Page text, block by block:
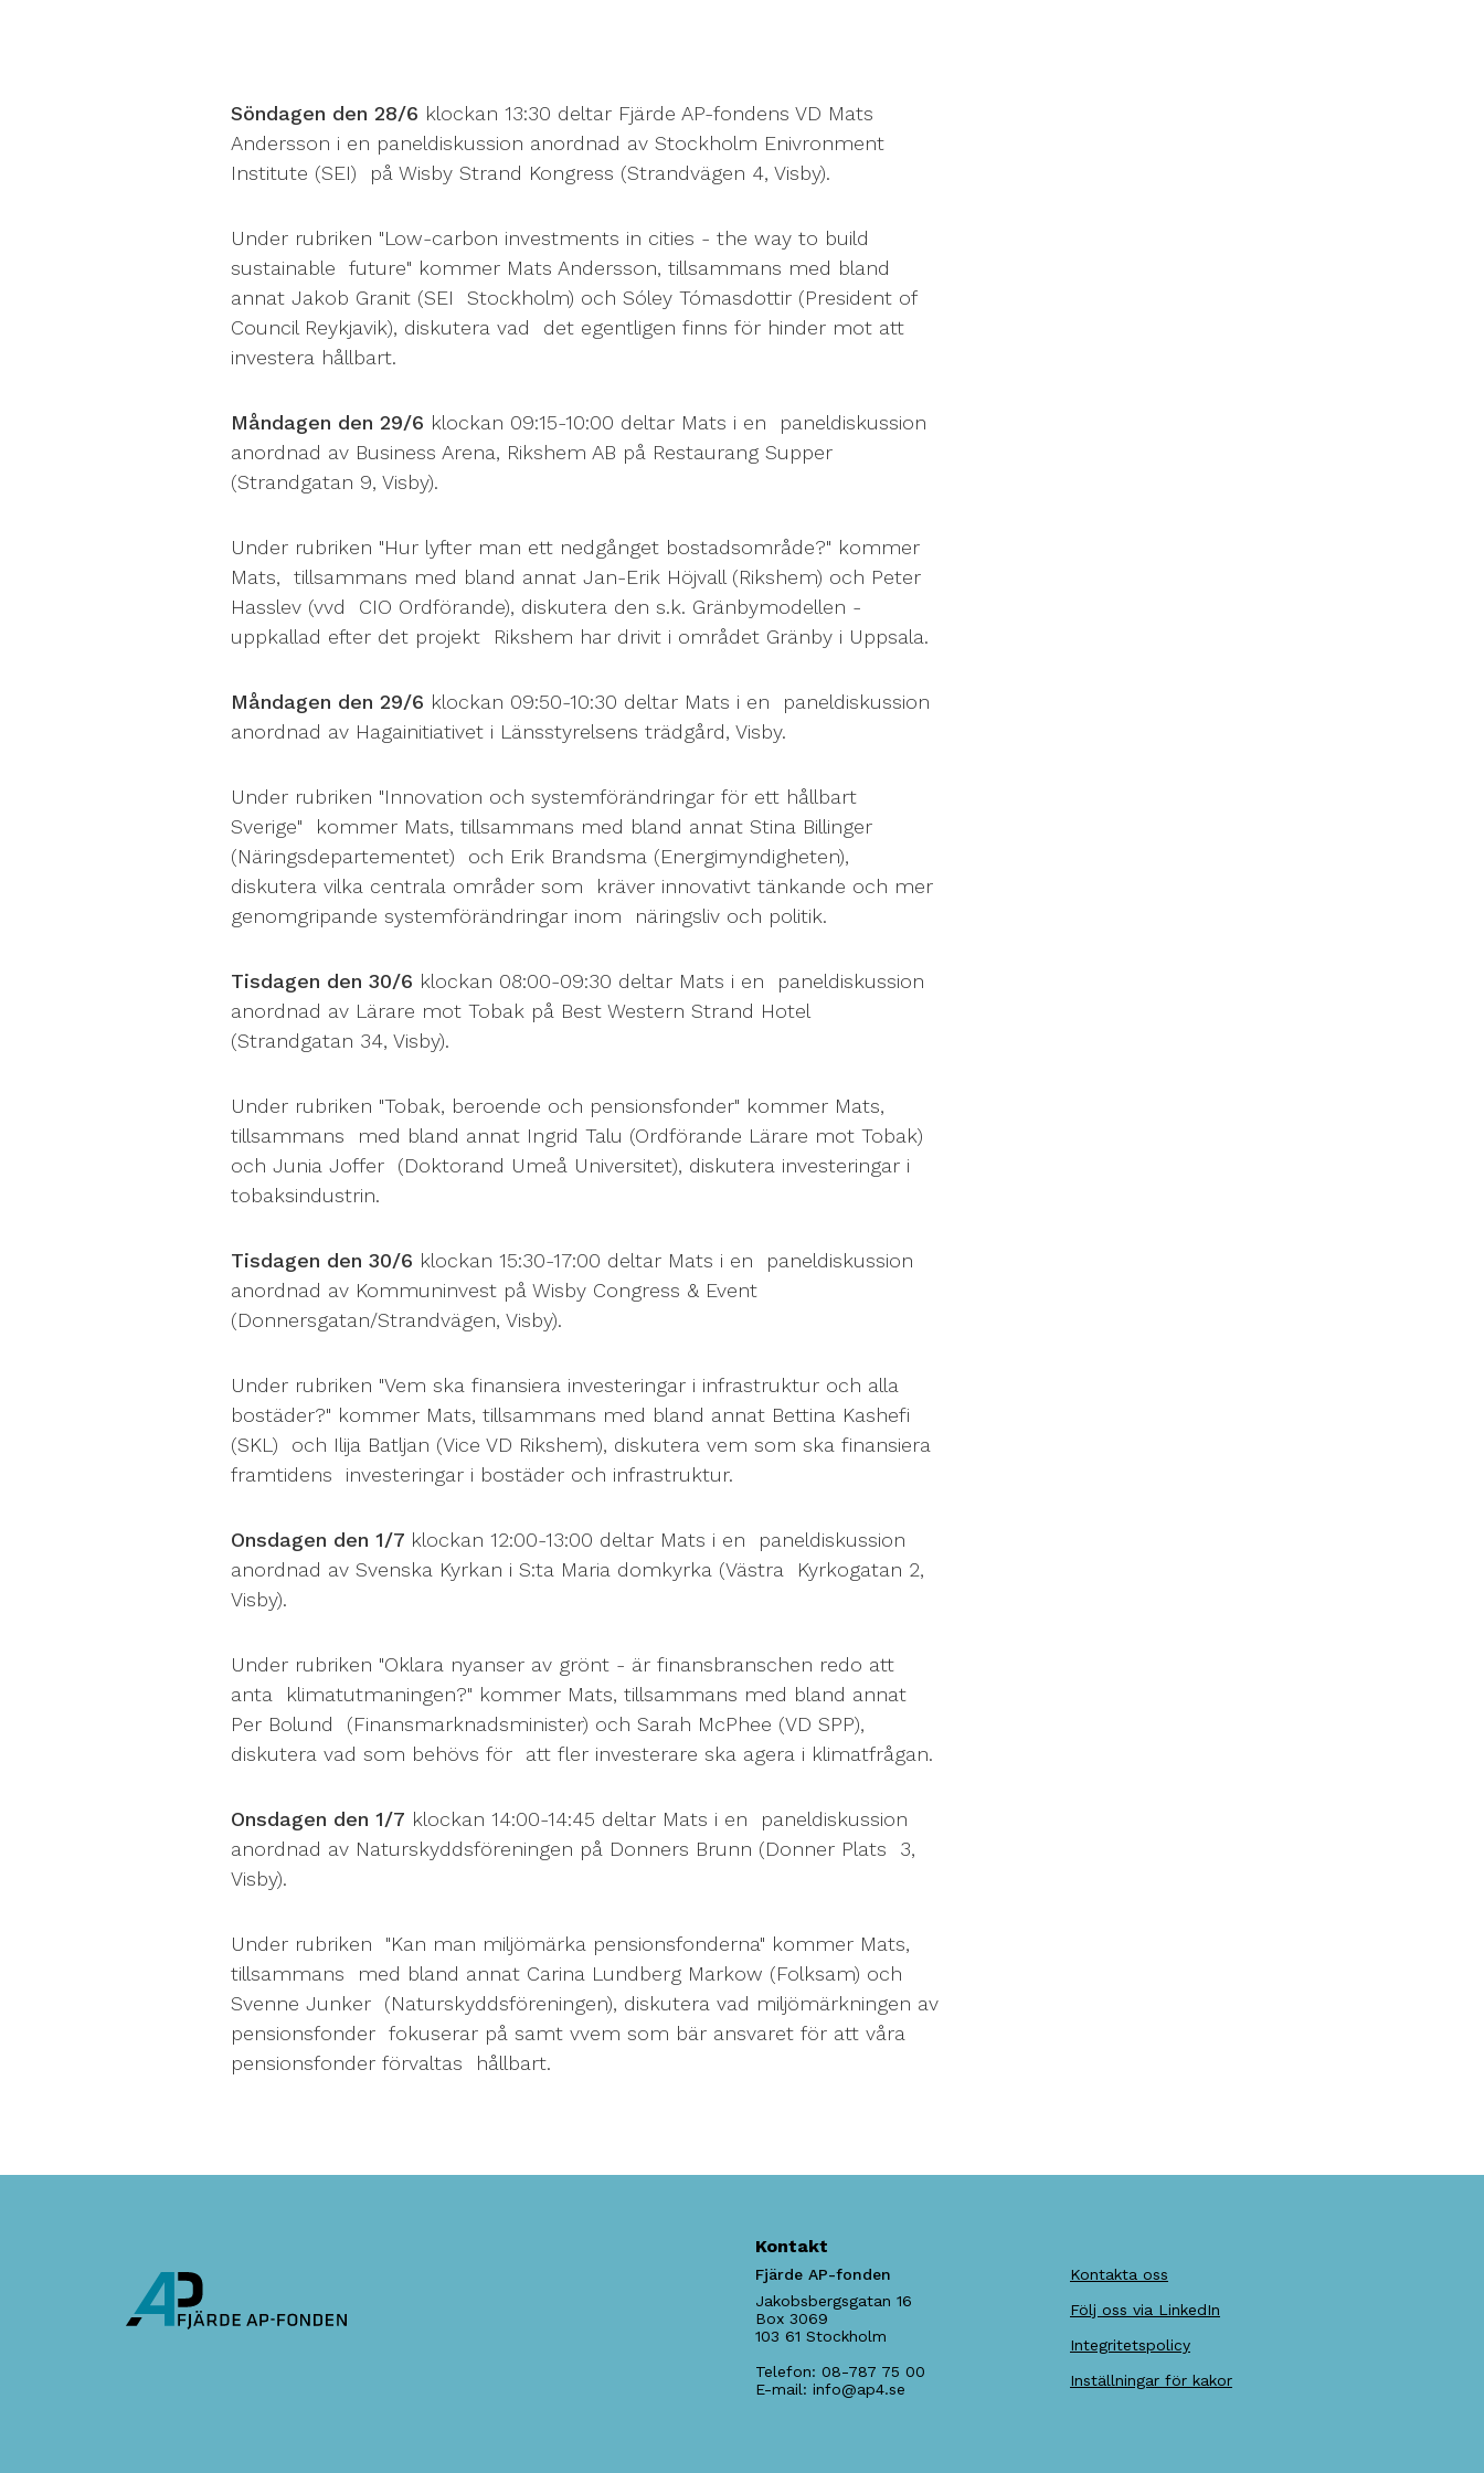
Söndagen den 28/6 klockan 13:30 deltar Fjärde AP-fondens VD Mats
Andersson i en paneldiskussion anordnad av Stockholm Enivronment
Institute (SEI) på Wisby Strand Kongress (Strandvägen 4, Visby).
Under rubriken "Low-carbon investments in cities - the way to build
sustainable future" kommer Mats Andersson, tillsammans med bland
annat Jakob Granit (SEI Stockholm) och Sóley Tómasdottir (President of
Council Reykjavik), diskutera vad det egentligen finns för hinder mot att
investera hållbart.
Måndagen den 29/6 klockan 09:15-10:00 deltar Mats i en paneldiskussion
anordnad av Business Arena, Rikshem AB på Restaurang Supper
(Strandgatan 9, Visby).
Under rubriken "Hur lyfter man ett nedgånget bostadsområde?" kommer
Mats, tillsammans med bland annat Jan-Erik Höjvall (Rikshem) och Peter
Hasslev (vvd CIO Ordförande), diskutera den s.k. Gränbymodellen -
uppkallad efter det projekt Rikshem har drivit i området Gränby i Uppsala.
Måndagen den 29/6 klockan 09:50-10:30 deltar Mats i en paneldiskussion
anordnad av Hagainitiativet i Länsstyrelsens trädgård, Visby.
Under rubriken "Innovation och systemförändringar för ett hållbart
Sverige" kommer Mats, tillsammans med bland annat Stina Billinger
(Näringsdepartementet) och Erik Brandsma (Energimyndigheten),
diskutera vilka centrala områder som kräver innovativt tänkande och mer
genomgripande systemförändringar inom näringsliv och politik.
Tisdagen den 30/6 klockan 08:00-09:30 deltar Mats i en paneldiskussion
anordnad av Lärare mot Tobak på Best Western Strand Hotel
(Strandgatan 34, Visby).
Under rubriken "Tobak, beroende och pensionsfonder" kommer Mats,
tillsammans med bland annat Ingrid Talu (Ordförande Lärare mot Tobak)
och Junia Joffer (Doktorand Umeå Universitet), diskutera investeringar i
tobaksindustrin.
Tisdagen den 30/6 klockan 15:30-17:00 deltar Mats i en paneldiskussion
anordnad av Kommuninvest på Wisby Congress & Event
(Donnersgatan/Strandvägen, Visby).
Under rubriken "Vem ska finansiera investeringar i infrastruktur och alla
bostäder?" kommer Mats, tillsammans med bland annat Bettina Kashefi
(SKL) och Ilija Batljan (Vice VD Rikshem), diskutera vem som ska finansiera
framtidens investeringar i bostäder och infrastruktur.
Onsdagen den 1/7 klockan 12:00-13:00 deltar Mats i en paneldiskussion
anordnad av Svenska Kyrkan i S:ta Maria domkyrka (Västra Kyrkogatan 2,
Visby).
Under rubriken "Oklara nyanser av grönt - är finansbranschen redo att
anta klimatutmaningen?" kommer Mats, tillsammans med bland annat
Per Bolund (Finansmarknadsminister) och Sarah McPhee (VD SPP),
diskutera vad som behövs för att fler investerare ska agera i klimatfrågan.
Onsdagen den 1/7 klockan 14:00-14:45 deltar Mats i en paneldiskussion
anordnad av Naturskyddsföreningen på Donners Brunn (Donner Plats 3,
Visby).
Under rubriken "Kan man miljömärka pensionsfonderna" kommer Mats,
tillsammans med bland annat Carina Lundberg Markow (Folksam) och
Svenne Junker (Naturskyddsföreningen), diskutera vad miljömärkningen av
pensionsfonder fokuserar på samt vvem som bär ansvaret för att våra
pensionsfonder förvaltas hållbart.
Kontakt
Fjärde AP-fonden
Jakobsbergsgatan 16
Box 3069
103 61 Stockholm
Telefon: 08-787 75 00
E-mail: info@ap4.se
Kontakta oss
Följ oss via LinkedIn
Integritetspolicy
Inställningar för kakor